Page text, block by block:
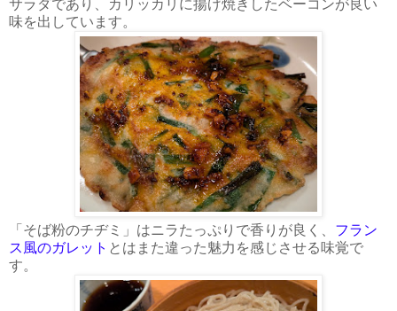
サラダであり、カリッカリに揚げ焼きしたベーコンが良い
味を出しています。
「そば粉のチヂミ」はニラたっぷりで香りが良く、 フラン
ス風のガレット とはまた違った魅力を感じさせる味覚で
す。